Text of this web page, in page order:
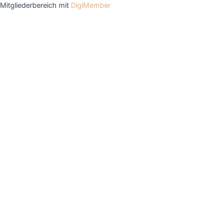
Mitgliederbereich mit DigiMember